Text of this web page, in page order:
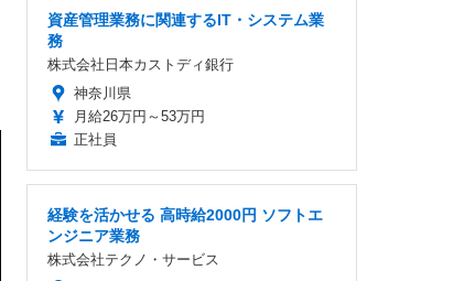
資産管理業務に関連するIT・システム業
務
株式会社日本カストディ銀行
神奈川県
月給26万円～53万円
正社員
経験を活かせる 高時給2000円 ソフトエ
ンジニア業務
株式会社テクノ・サービス